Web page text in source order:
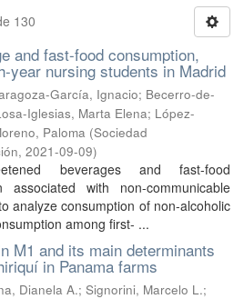
130
and fast-food consumption,
year nursing students in Madrid
García, Ignacio; Becerro-de-
Iglesias, Marta Elena; López-
Paloma (Sociedad
, 2021-09-09)
beverages and fast-food
with non-communicable
analyze consumption of non-alcoholic
among first- ...
M1 and its main determinants
in Panama farms
Dianela A.; Signorini, Marcelo L.;